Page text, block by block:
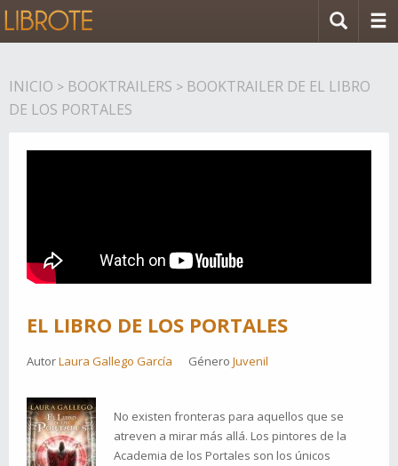
INICIO > BOOKTRAILERS > BOOKTRAILER DE EL LIBRO
DE LOS PORTALES
EL LIBRO DE LOS PORTALES
AutorLaura Gallego García Género Juvenil
No existen fronteras para aquellos que se
atreven a mirar más allá. Los pintores de la
Academia de los Portales son los únicos